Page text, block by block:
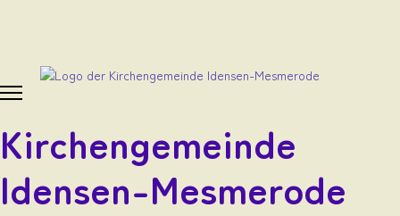
Kirchengemeinde
Idensen-Mesmerode